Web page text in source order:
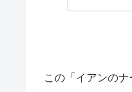
この「イアンの